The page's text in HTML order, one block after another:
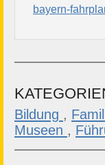
bayern-
Bildung ,
Museen ,